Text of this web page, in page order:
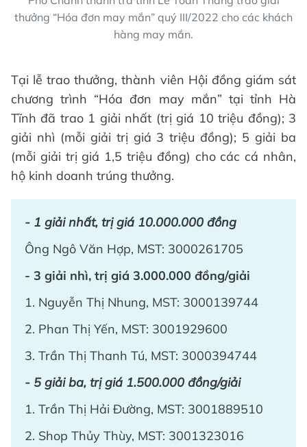
thưởng “Hóa đơn may mắn” quý III/2022 cho các khách
hàng may mắn.
Tại lễ trao thưởng, thành viên Hội đồng giám sát
chương trình “Hóa đơn may mắn” tại tỉnh Hà
Tĩnh đã trao 1 giải nhất (trị giá 10 triệu đồng); 3
giải nhì (mỗi giải trị giá 3 triệu đồng); 5 giải ba
(mỗi giải trị giá 1,5 triệu đồng) cho các cá nhân,
hộ kinh doanh trúng thưởng.
- 1 giải nhất, trị giá 10.000.000 đồng
Ông Ngô Văn Hợp, MST: 3000261705
- 3 giải nhì, trị giá 3.000.000 đồng/giải
1. Nguyễn Thị Nhung, MST: 3000139744
2. Phan Thị Yến, MST: 3001929600
3. Trần Thị Thanh Tú, MST: 3000394744
- 5 giải ba, trị giá 1.500.000 đồng/giải
1. Trần Thị Hải Đường, MST: 3001889510
2. Shop Thủy Thùy, MST: 3001323016